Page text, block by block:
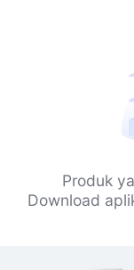
Produk
Download